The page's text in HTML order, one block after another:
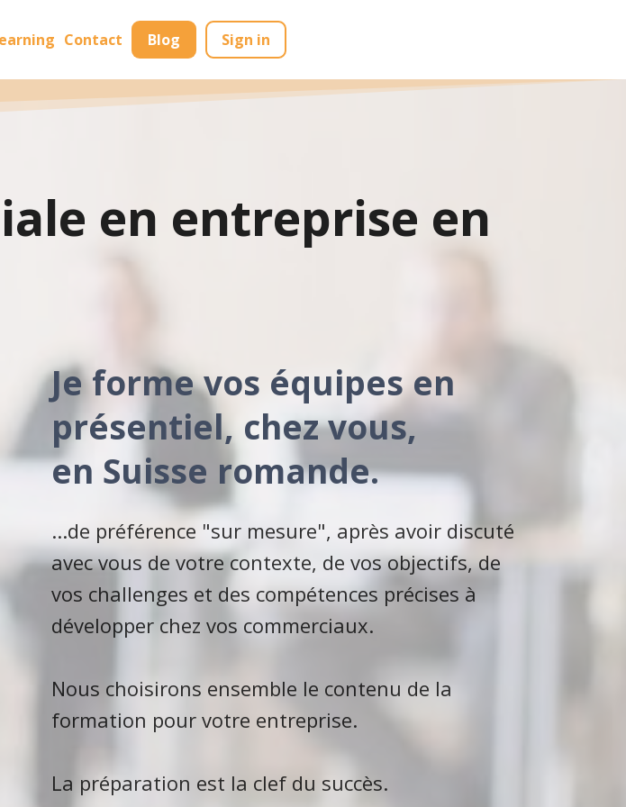
Contact Blog Sign in
en entreprise en
Je forme vos équipes en
présentiel, chez vous,
en Suisse romande.
...de préférence "sur mesure", après avoir discuté
avec vous de votre contexte, de vos objectifs, de
vos challenges et des compétences précises à
développer chez vos commerciaux.
Nous choisirons ensemble le contenu de la
formation pour votre entreprise.
La préparation est la clef du succès.